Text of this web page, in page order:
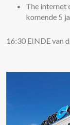
The internet
komende 5
16:30 EINDE van